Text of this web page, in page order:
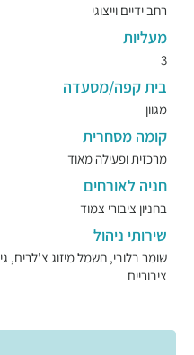
רחב ידיים וייצוגי
מעליות
3
בית קפה/מסעדה
מגוון
קומה מסחרית
מרכזית ופעילה מאוד
חניה לאורחים
בחניון ציבורי צמוד
שירותי ניהול
ציבוריים